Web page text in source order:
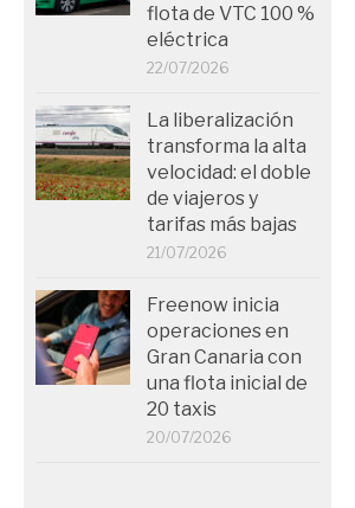
flota de VTC 100 %
eléctrica
22/07/2026
La liberalización
transforma la alta
velocidad: el doble
de viajeros y
tarifas más bajas
21/07/2026
Freenow inicia
operaciones en
Gran Canaria con
una flota inicial de
20 taxis
20/07/2026